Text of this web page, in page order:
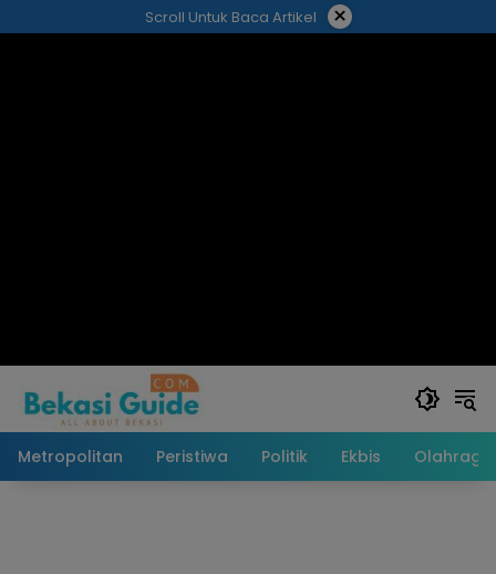
ke
Scroll Untuk Baca Artikel ×
Metropolitan Peristiwa Politik Ekbis Olahraga